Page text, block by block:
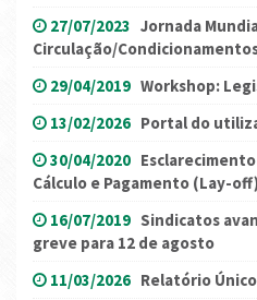
27/07/2023 Jornada
Circulação/
29/04/2019 Workshop:
13/02/2026 Portal do
30/04/2020
Cálculo e Pagamento (Lay-
16/07/2019 Sindicatos
greve para 12 de agosto
11/03/2026 Relatório